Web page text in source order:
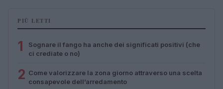
PIÙ LETTI
1
Sognare il fango ha anche dei significati positivi (che
ci crediate o no)
2 Come valorizzare la zona giorno attraverso una scelta
consapevole dell’arredamento